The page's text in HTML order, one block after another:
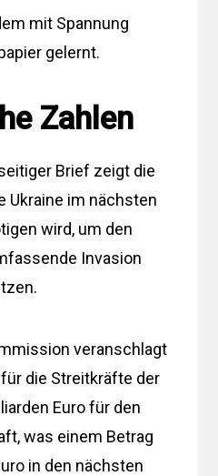
mit Spannung
gelernt.
Zahlen
Brief zeigt die
Ukraine im nächsten
wird, um den
Invasion
veranschlagt
die Streitkräfte der
Euro für den
was einem Betrag
in den nächsten